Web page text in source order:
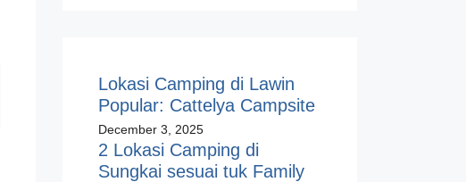
Lokasi Camping di Lawin
Popular: Cattelya Campsite
December 3, 2025
2 Lokasi Camping di
Sungkai sesuai tuk Family